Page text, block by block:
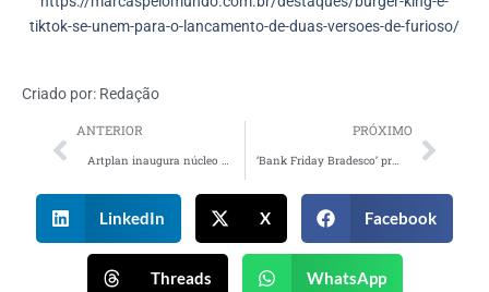
tiktok-se-unem-para-o-lancamento-de-duas-versoes-de-furioso/
Criado por: Redação
ANTERIOR PRÓXIMO
‘Bank Friday Bradesco’ promove pacote de benefícios para clientes do banco
LinkedIn X Facebook
Threads WhatsApp